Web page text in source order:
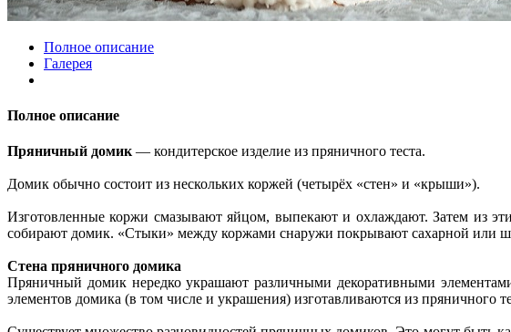
Полное описание
Галерея
Полное описание
Пряничный домик — кондитерское изделие из пряничного теста.
Домик обычно состоит из нескольких коржей (четырёх «стен» и «крыши»).
Изготовленные коржи смазывают яйцом, выпекают и охлаждают. Затем из
собирают домик. «Стыки» между коржами снаружи покрывают сахарной или
Стена пряничного домика
Пряничный домик нередко украшают различными декоративными
элементов домика (в том числе и украшения) изготавливаются из пряничного